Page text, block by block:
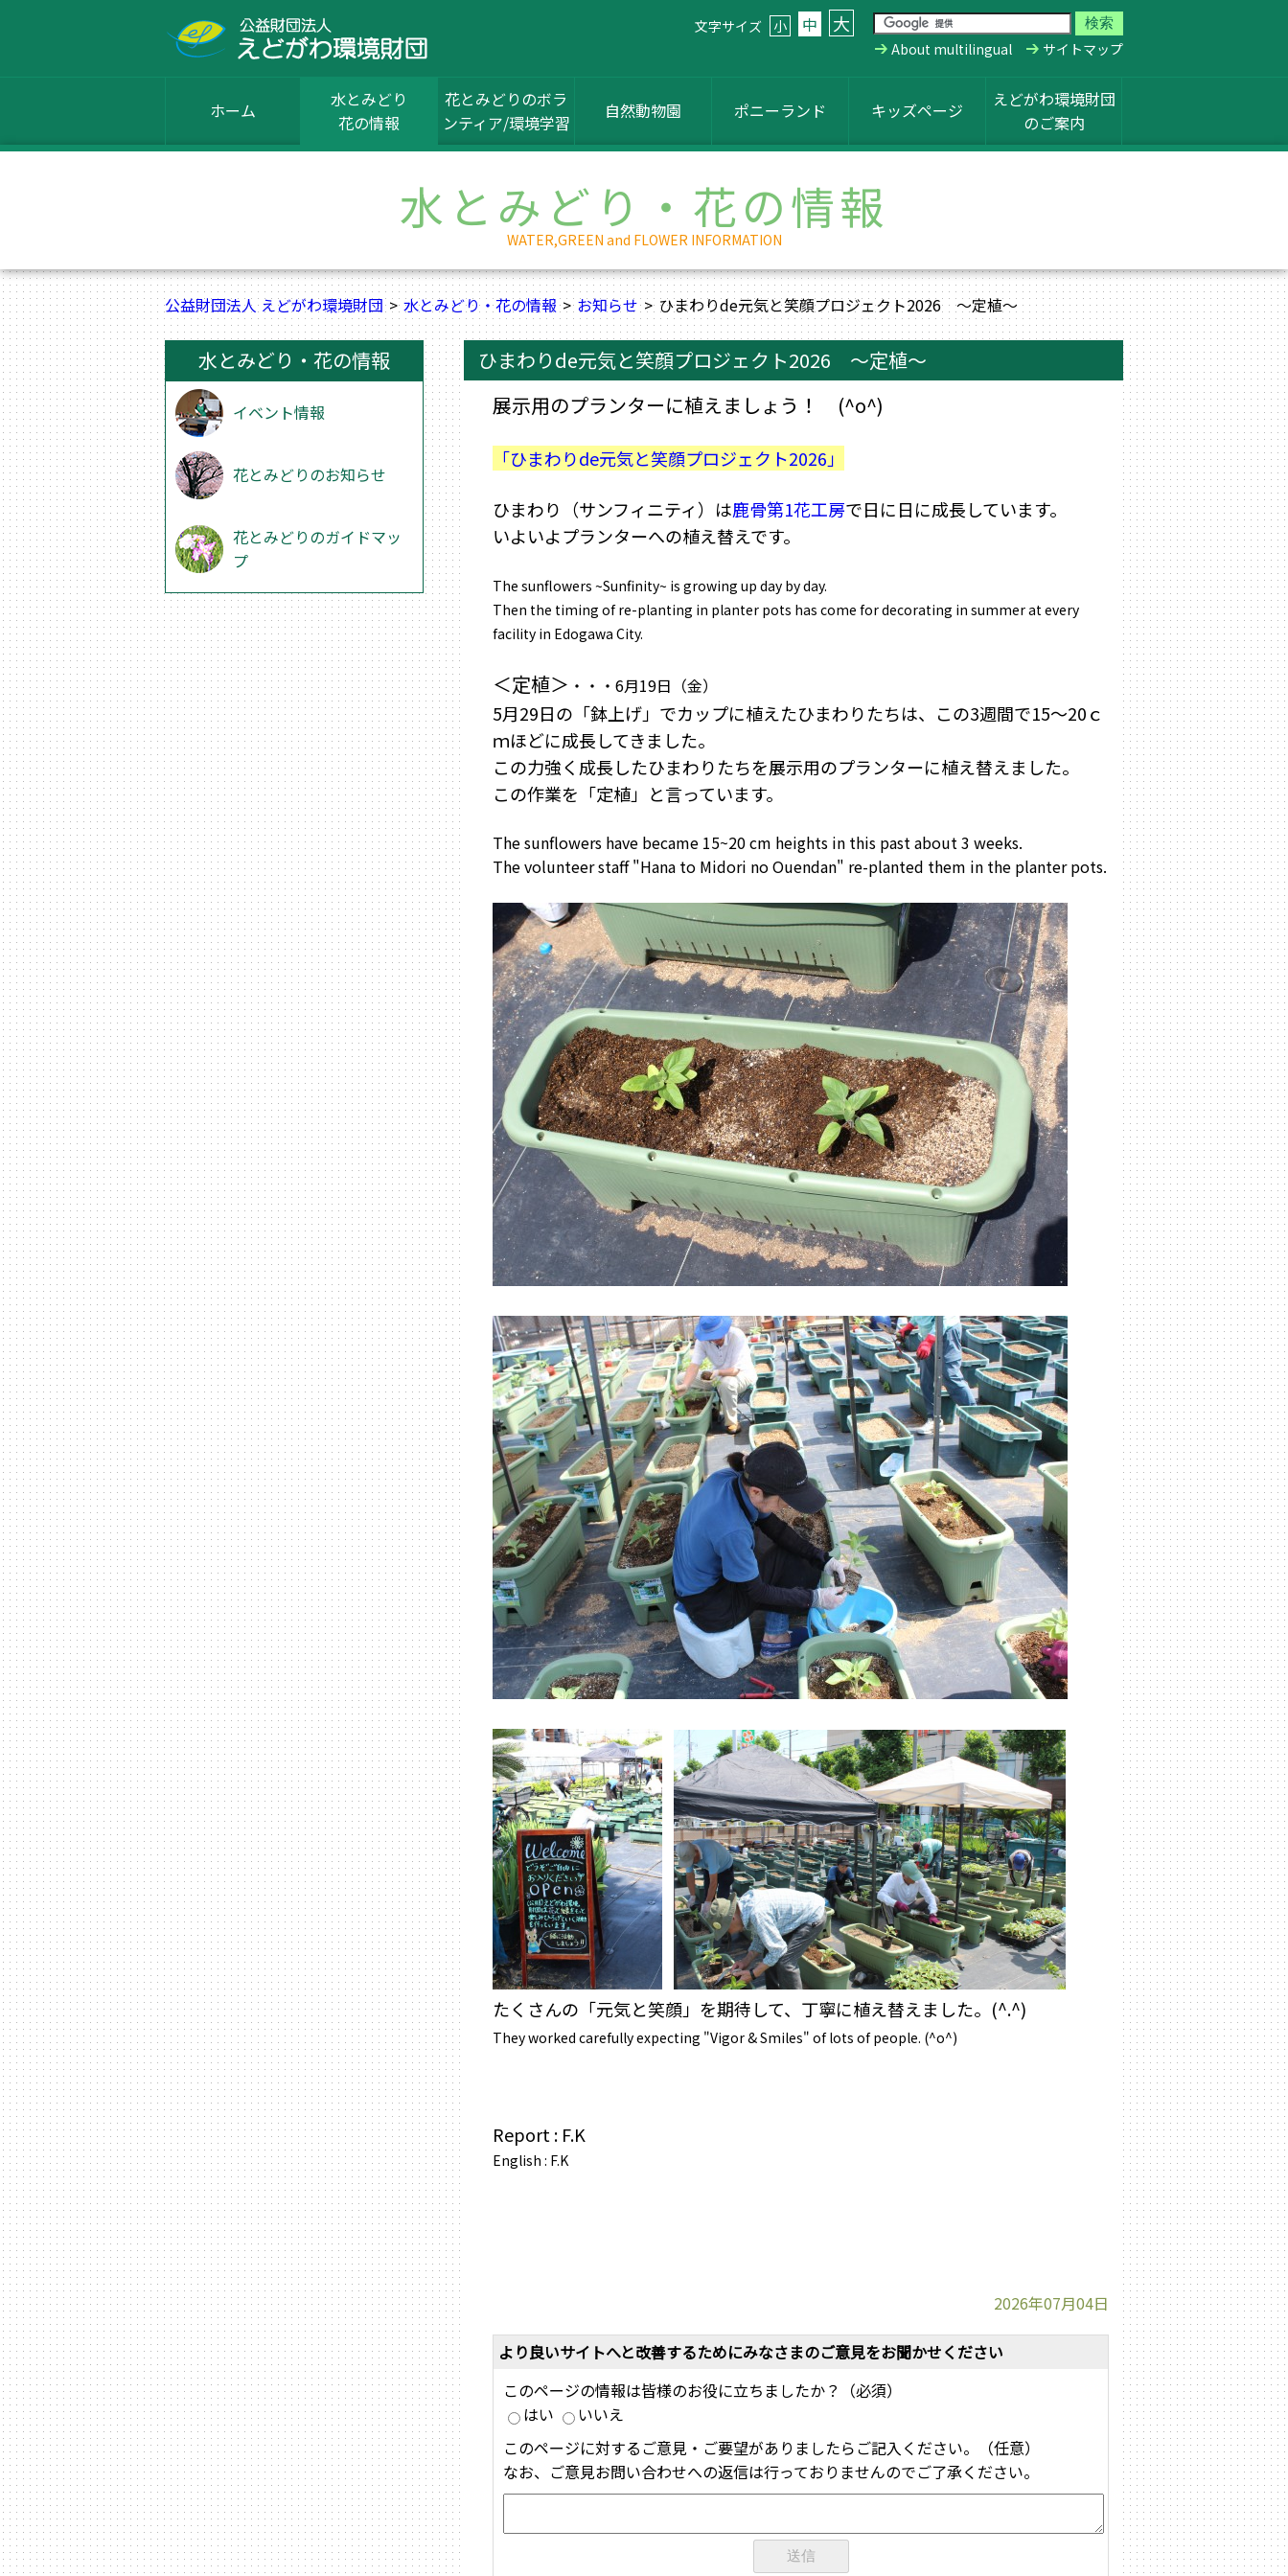
文字サイズ 小 中 大
About multilingual サイトマップ
ホーム
水とみどり
花の情報
花とみどりのボラ
ンティア/環境学習
自然動物園 ポニーランド キッズページ
えどがわ環境財団
のご案内
水とみどり・花の情報
WATER,GREEN and FLOWER INFORMATION
公益財団法人 えどがわ環境財団 水とみどり・花の情報 お知らせ ひまわりde元気と笑顔プロジェクト2026 ～定植～
ひまわりde元気と笑顔プロジェクト2026 ～定植～
展示用のプランターに植えましょう！ (^o^)
「ひまわりde元気と笑顔プロジェクト2026」
ひまわり（サンフィニティ）は鹿骨第1花工房で日に日に成長しています。
いよいよプランターへの植え替えです。
The sunflowers ~Sunfinity~ is growing up day by day.
Then the timing of re-planting in planter pots has come for decorating in summer at every
facility in Edogawa City.
＜定植＞ ・・・6月19日（金）
5月29日の「鉢上げ」でカップに植えたひまわりたちは、この3週間で15～20ｃ
ｍほどに成長してきました。
この力強く成長したひまわりたちを展示用のプランターに植え替えました。
この作業を「定植」と言っています。
The sunflowers have became 15~20 cm heights in this past about 3 weeks.
The volunteer staff "Hana to Midori no Ouendan" re-planted them in the planter pots.
たくさんの「元気と笑顔」を期待して、丁寧に植え替えました。(^.^)
They worked carefully expecting "Vigor & Smiles" of lots of people. (^o^)
Report : F.K
English : F.K
2026年07月04日
より良いサイトへと改善するためにみなさまのご意見をお聞かせください
このページの情報は皆様のお役に立ちましたか？（必須）
はい
いいえ
このページに対するご意見・ご要望がありましたらご記入ください。（任意）
なお、ご意見お問い合わせへの返信は行っておりませんのでご了承ください。
水とみどり・花の情報
イベント情報
花とみどりのお知らせ
花とみどりのガイドマッ
プ